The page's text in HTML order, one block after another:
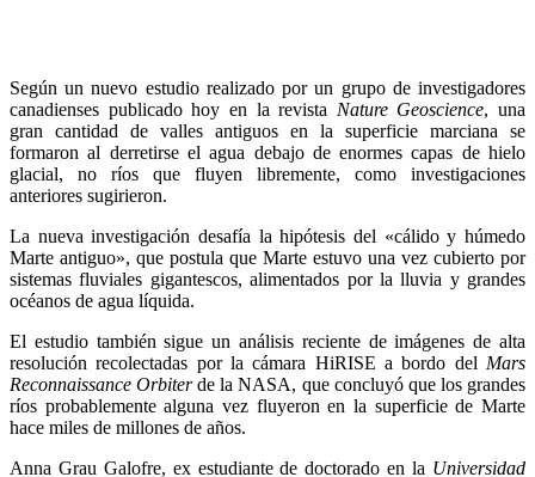
Según un nuevo estudio realizado por un grupo de investigadores
canadienses publicado hoy en la revista Nature Geoscience, una
gran cantidad de valles antiguos en la superficie marciana se
formaron al derretirse el agua debajo de enormes capas de hielo
glacial, no ríos que fluyen libremente, como investigaciones
anteriores sugirieron.
La nueva investigación desafía la hipótesis del «cálido y húmedo
Marte antiguo», que postula que Marte estuvo una vez cubierto por
sistemas fluviales gigantescos, alimentados por la lluvia y grandes
océanos de agua líquida.
El estudio también sigue un análisis reciente de imágenes de alta
resolución recolectadas por la cámara HiRISE a bordo del Mars
Reconnaissance Orbiterde la NASA, que concluyó que los grandes
ríos probablemente alguna vez fluyeron en la superficie de Marte
hace miles de millones de años.
Anna Grau Galofre, ex estudiante de doctorado en la Universidad